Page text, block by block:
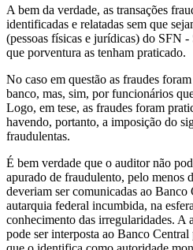
A bem da verdade, as transações
identificadas e relatadas sem que
(pessoas físicas e jurídicas) do SFN
que porventura as tenham praticado.
No caso em questão as fraudes
banco, mas, sim, por funcionários
Logo, em tese, as fraudes foram
havendo, portanto, a imposição do
fraudulentas.
É bem verdade que o auditor não
apurado de fraudulento, pelo menos
deveriam ser comunicadas ao
autarquia federal incumbida, na
conhecimento das irregularidades. A
pode ser interposta ao Banco